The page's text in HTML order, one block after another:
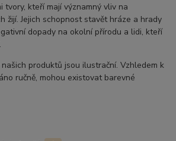
tvory, kteří mají významný vliv na
žijí. Jejich schopnost stavět hráze a hrady
dopady na okolní přírodu a lidi, kteří
našich produktů jsou ilustrační. Vzhledem k
ručně, mohou existovat barevné